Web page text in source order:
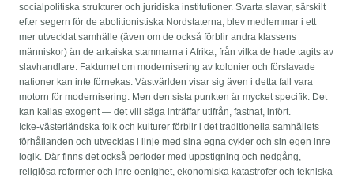
socialpolitiska strukturer och juridiska institutioner. Svarta slavar, särskilt
efter segern för de abolitionistiska Nordstaterna, blev medlemmar i ett
mer utvecklat samhälle (även om de också förblir andra klassens
människor) än de arkaiska stammarna i Afrika, från vilka de hade tagits av
slavhandlare. Faktumet om modernisering av kolonier och förslavade
nationer kan inte förnekas. Västvärlden visar sig även i detta fall vara
motorn för modernisering. Men den sista punkten är mycket specifik. Det
kan kallas exogent — det vill säga inträffar utifrån, fastnat, infört.
Icke-västerländska folk och kulturer förblir i det traditionella samhällets
förhållanden och utvecklas i linje med sina egna cykler och sin egen inre
logik. Där finns det också perioder med uppstigning och nedgång,
religiösa reformer och inre oenighet, ekonomiska katastrofer och tekniska